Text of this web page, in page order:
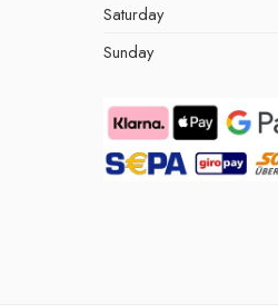
Saturday
Sunday